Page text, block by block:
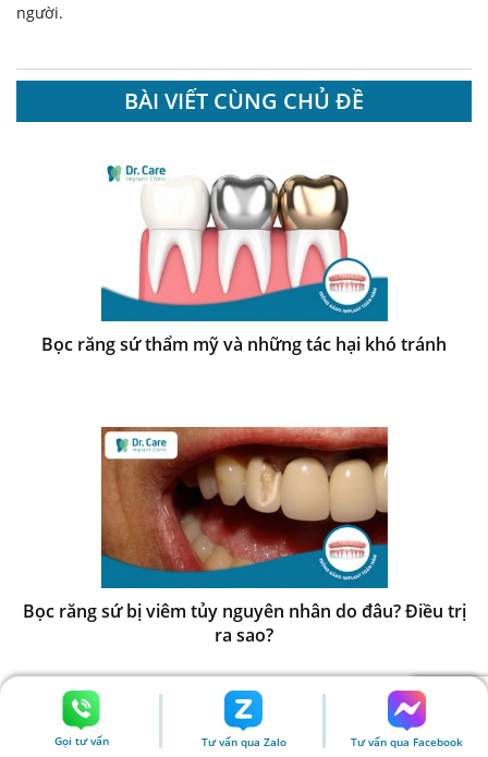
người.
BÀI VIẾT CÙNG CHỦ ĐỀ
Bọc răng sứ thẩm mỹ và những tác hại khó tránh
Bọc răng sứ bị viêm tủy nguyên nhân do đâu? Điều trị
ra sao?
Gọi tư vấn Tư vấn qua Zalo Tư vấn qua Facebook